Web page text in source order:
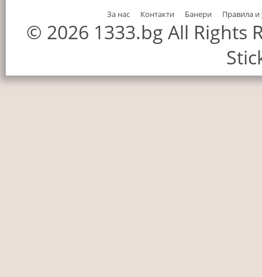
За нас Контакти Банери Правила и
© 2026 1333.bg All Rights